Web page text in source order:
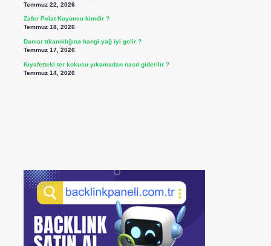
Temmuz 22, 2026
Zafer Polat Koyuncu kimdir ?
Temmuz 18, 2026
Damar tıkanıklığına hangi yağ iyi gelir ?
Temmuz 17, 2026
Kıyafetteki ter kokusu yıkamadan nasıl giderilir ?
Temmuz 14, 2026